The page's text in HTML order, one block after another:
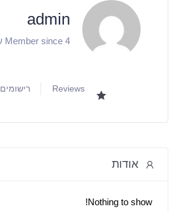
admin
Member since 4 שנים ago
Reviews רישומים
אודות
Nothing to show!